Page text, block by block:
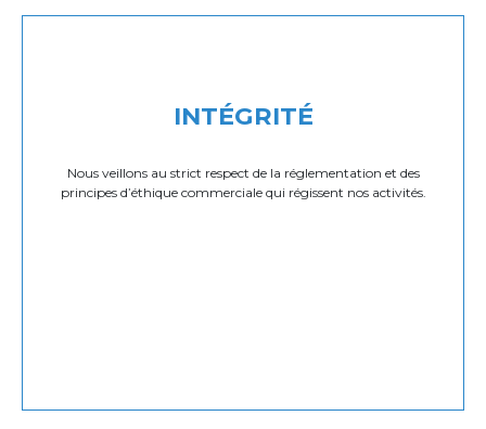
INTÉGRITÉ
Nous veillons au strict respect de la réglementation et des
principes d’éthique commerciale qui régissent nos activités.